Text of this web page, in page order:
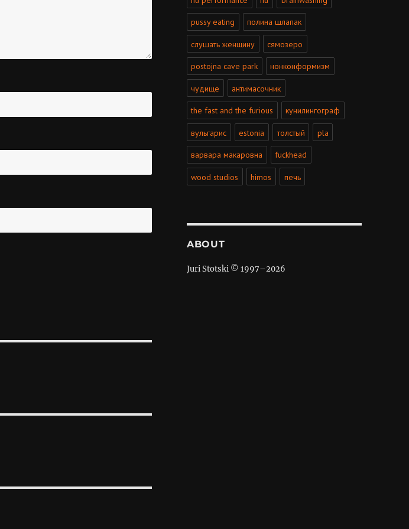
pussy eating полина шлапак
слушать женщину сямозеро
postojna cave park нонконформизм
чудище антимасочник
the fast and the furious кунилингограф
вульгарис estonia толстый pla
варвара макаровна fuckhead
wood studios himos печь
ABOUT
Juri Stotski © 1997–2026